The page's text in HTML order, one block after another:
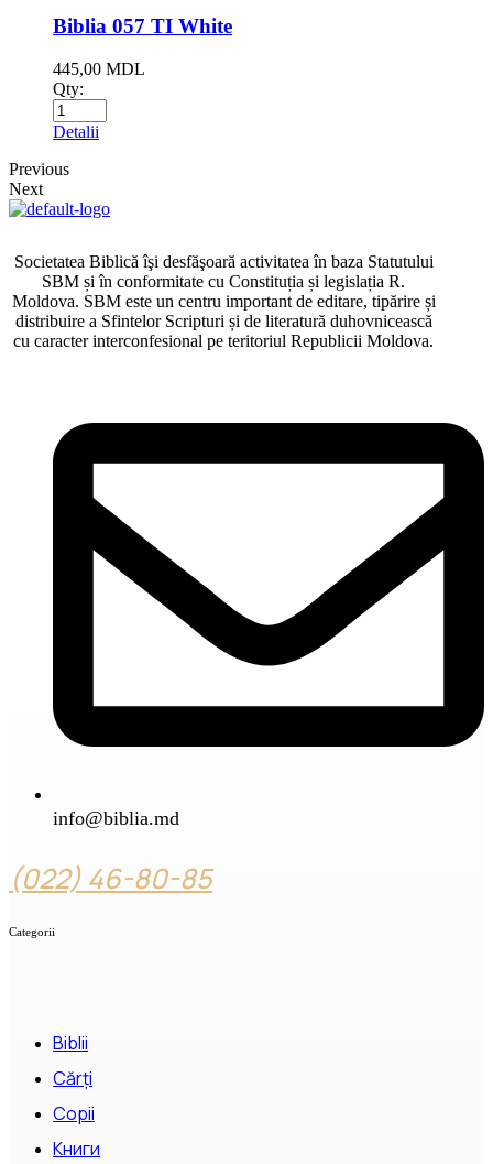
Biblia 057 TI White
445,00 MDL
Qty:
Detalii
Previous
Next
Societatea Biblică îşi desfăşoară activitatea în baza Statutului
SBM și în conformitate cu Constituția și legislația R.
Moldova. SBM este un centru important de editare, tipărire și
distribuire a Sfintelor Scripturi și de literatură duhovnicească
cu caracter interconfesional pe teritoriul Republicii Moldova.
info@biblia.md
(022) 46-80-85
Categorii
Biblii
Cărți
Copii
Книги